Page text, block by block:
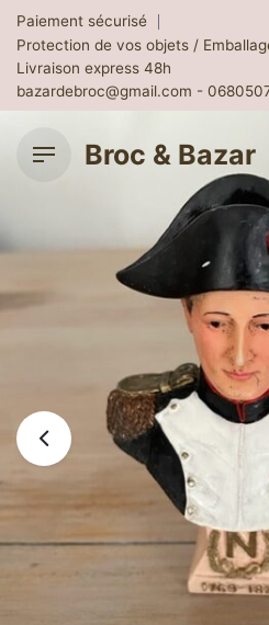
Skip
content
Paiement sécurisé
Protection de vos objets /
Livraison express 48h
bazardebroc@gmail.com -
Broc & Bazar